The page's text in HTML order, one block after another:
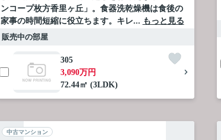
ンコープ枚方香里ヶ丘」。食器洗乾燥機は食後の
家事の時間短縮に役立ちます。キレ... もっと見る
販売中の部屋
305
3,090万円
72.44㎡ (3LDK)
中古マンション